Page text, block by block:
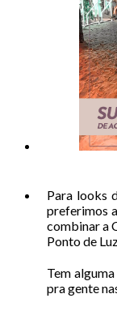
Para looks
preferimos
combinar a
Ponto de
Tem
pra gente